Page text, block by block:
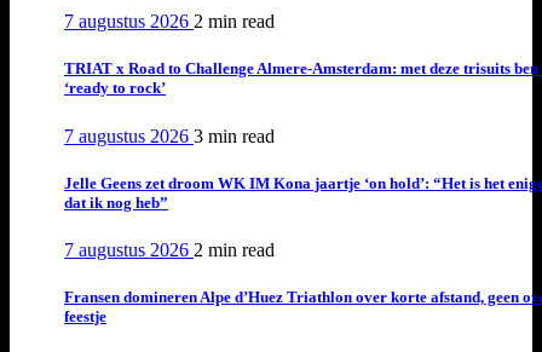
7 augustus 2026 2 min read
TRIAT x Road to Challenge Almere-Amsterdam: met deze trisuits ben
‘ready to rock’
7 augustus 2026 3 min read
Jelle Geens zet droom WK IM Kona jaartje ‘on hold’: “Het is het
dat ik nog heb”
7 augustus 2026 2 min read
Fransen domineren Alpe d’Huez Triathlon over korte afstand, geen
feestje